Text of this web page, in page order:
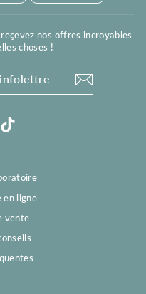
nos offres incroyables
choses !
TikTok
en ligne
vente